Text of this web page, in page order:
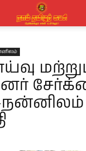
நன்னிலம்